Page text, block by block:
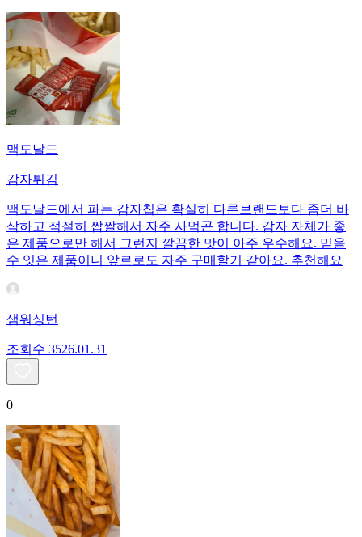
맥도날드
감자튀김
맥도날드에서 파는 감자칩은 확실히 다른브랜드보다 좀더 바
삭하고 적절히 짭짤해서 자주 사먹곤 합니다. 감자 자체가 좋
은 제품으로만 해서 그런지 깔끔한 맛이 아주 우수해요. 믿을
수 잇은 제품이니 앞르로도 자주 구매할거 같아요. 추천해요
샘워싱턴
조회수 3526.01.31
0